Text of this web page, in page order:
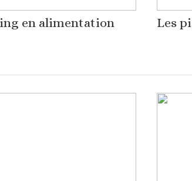
en alimentation Les